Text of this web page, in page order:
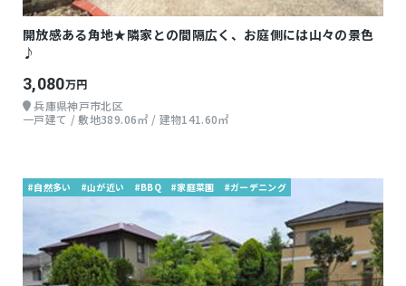
開放感ある角地★隣家との間隔広く、お庭側には山々の景色
♪
3,080万円
兵庫県神戸市北区
一戸建て / 敷地389.06㎡ / 建物141.60㎡
#自然多い #山が近い #BBQ #家庭菜園 #ガーデニング